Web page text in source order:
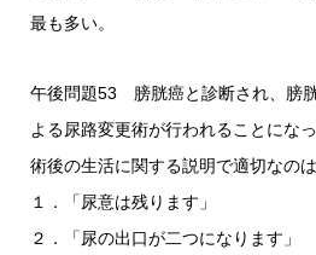
最も多い。
午後問題53 膀胱癌と診断され、膀
よる尿路変更術が行われることになっ
術後の生活に関する説明で適切なのは
１．「尿意は残ります」
２．「尿の出口が二つになります」